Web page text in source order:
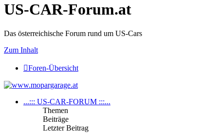
US-CAR-Forum.at
Das österreichische Forum rund um US-Cars
Zum Inhalt
Foren-Übersicht
...::: US-CAR-FORUM :::...
Themen
Beiträge
Letzter Beitrag